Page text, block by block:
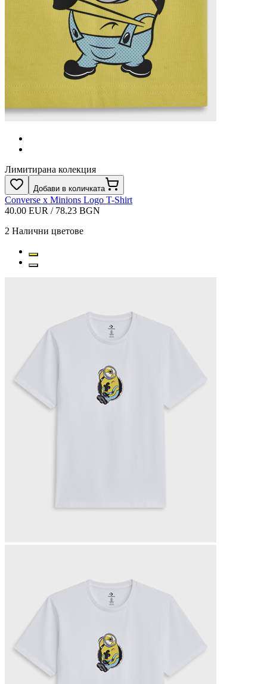
Лимитирана колекция
Добави в количката
Converse x Minions Logo T-Shirt
40.00 EUR / 78.23 BGN
2 Налични цветове